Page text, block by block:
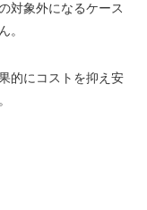
対象外になるケース
。
的にコストを抑え安